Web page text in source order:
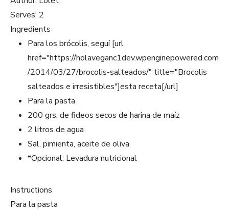
Serves: 2
Ingredients
Para los brócolis, seguí [url
href="https://holaveganc1dev.wpenginepowered.com
/2014/03/27/brocolis-salteados/" title="Brocolis
salteados e irresistibles"]esta receta[/url]
Para la pasta
200 grs. de fideos secos de harina de maíz
2 litros de agua
Sal, pimienta, aceite de oliva
*Opcional: Levadura nutricional
Instructions
Para la pasta